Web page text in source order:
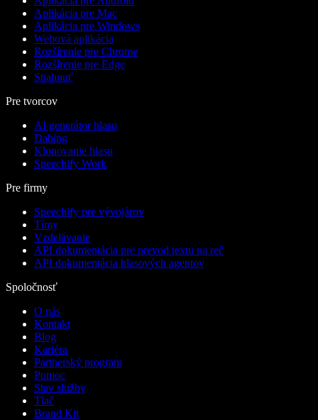
Aplikácia pre Mac
Aplikácia pre Windows
Webová aplikácia
Rozšírenie pre Chrome
Rozšírenie pre Edge
Stiahnuť
Pre tvorcov
AI generátor hlasu
Dabing
Klonovanie hlasu
Speechify Work
Pre firmy
Speechify pre vývojárov
Tímy
Vzdelávanie
API dokumentácia pre prevod textu na reč
API dokumentácia hlasových agentov
Spoločnosť
O nás
Kontakt
Blog
Kariéra
Partnerský program
Pomoc
Stav služby
Tlač
Brand Kit